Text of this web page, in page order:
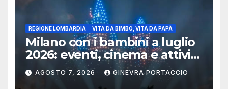
REGIONE LOMBARDIA VITA DA BIMBO, VITA DA PAPÀ
Milano con i bambini a luglio
2026: eventi, cinema e attività
per famiglie
AGOSTO 7, 2026 GINEVRA PORTACCIO